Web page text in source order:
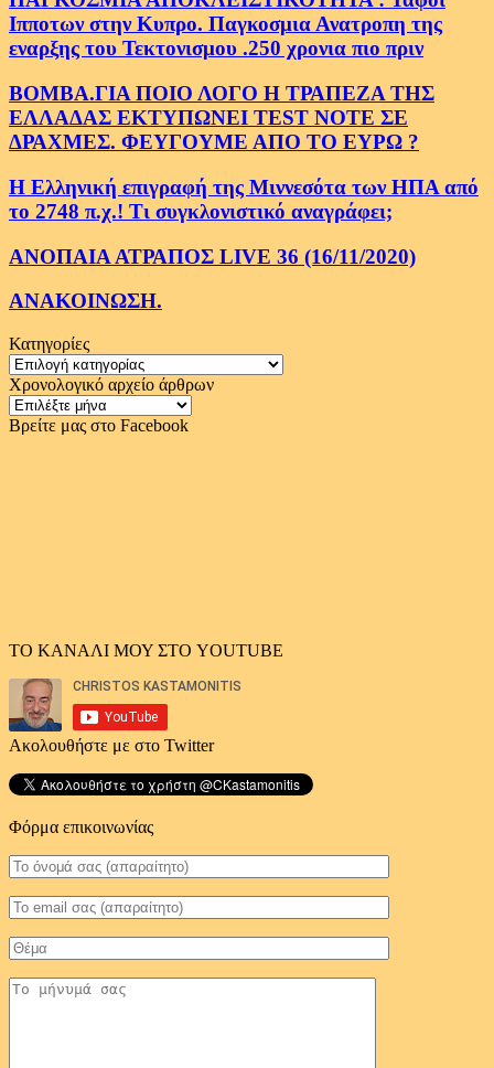
Ιπποτων στην Κυπρο. Παγκοσμια Ανατροπη της
εναρξης του Τεκτονισμου .250 χρονια πιο πριν
ΒΟΜΒΑ.ΓΙΑ ΠΟΙΟ ΛΟΓΟ Η ΤΡΑΠΕΖΑ ΤΗΣ
ΕΛΛΑΔΑΣ ΕΚΤΥΠΩΝΕΙ TEST NOTE ΣΕ
ΔΡΑΧΜΕΣ. ΦΕΥΓΟΥΜΕ ΑΠΟ ΤΟ ΕΥΡΩ ?
Η Ελληνική επιγραφή της Μιννεσότα των ΗΠΑ από
το 2748 π.χ.! Τι συγκλονιστικό αναγράφει;
ΑΝΟΠΑΙΑ ΑΤΡΑΠΟΣ LIVE 36 (16/11/2020)
ΑΝΑΚΟΙΝΩΣΗ.
Κατηγορίες
Κατηγορίες
Χρονολογικό αρχείο άρθρων
Χρονολογικό
αρχείο
Βρείτε μας στο Facebook
ΤΟ ΚΑΝΑΛΙ ΜΟΥ ΣΤΟ YOUTUBE
Ακολουθήστε με στο Twitter
Φόρμα επικοινωνίας